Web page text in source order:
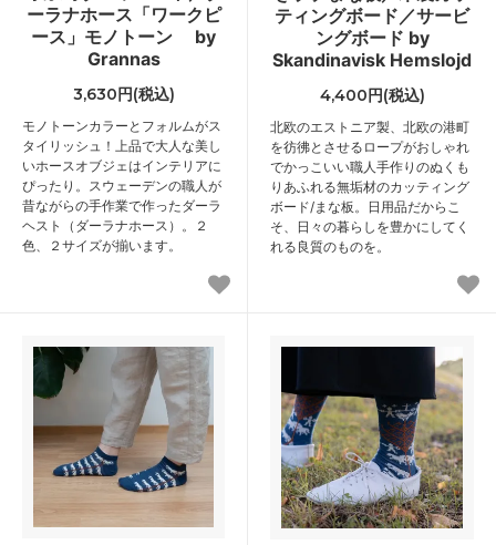
ーラナホース「ワークピ
ース」モノトーン by
Grannas
3,630円(税込)
モノトーンカラーとフォルムがス
タイリッシュ！上品で大人な美し
いホースオブジェはインテリアに
ぴったり。スウェーデンの職人が
昔ながらの手作業で作ったダーラ
ヘスト（ダーラナホース）。２
色、２サイズが揃います。
ティングボード／サービ
ングボード by
Skandinavisk Hemslojd
4,400円(税込)
北欧のエストニア製、北欧の港町
を彷彿とさせるロープがおしゃれ
でかっこいい職人手作りのぬくも
りあふれる無垢材のカッティング
ボード/まな板。日用品だからこ
そ、日々の暮らしを豊かにしてく
れる良質のものを。